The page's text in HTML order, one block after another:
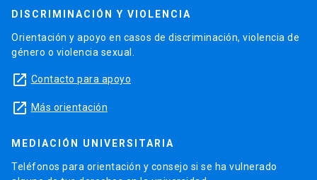
DISCRIMINACIÓN Y VIOLENCIA
Orientación y apoyo en casos de discriminación, violencia de
género o violencia sexual.
launch Contacto para apoyo
launch Más orientación
MEDIACIÓN UNIVERSITARIA
Teléfonos para orientación y consejo si se ha vulnerado